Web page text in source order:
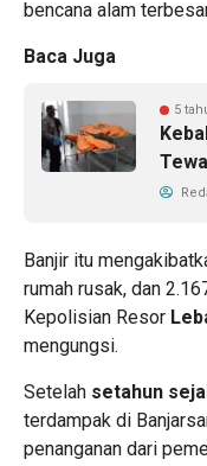
bencana alam
Baca Juga
5
Banjir itu
rumah rusak, dan
Kepolisian Resor
mengungsi.
Setelah setahun
terdampak di
penanganan dari